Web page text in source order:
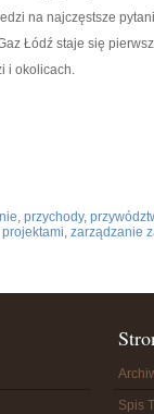
na najczęstsze
Łódź staje się
i okolicach.
, przychody,
, zarządzanie
Spis